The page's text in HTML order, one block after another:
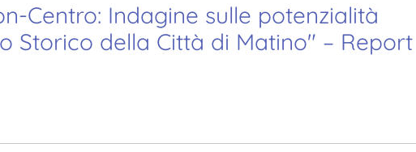
Centro: Indagine sulle potenzialità
Storico della Città di Matino" – Report